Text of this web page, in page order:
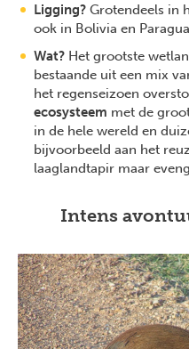
Ligging? Grotendeels in
ook in Bolivia en
Wat? Het grootste
bestaande uit een mix
het regenseizoen
ecosysteem met de
in de hele wereld en
bijvoorbeeld aan het
laaglandtapir maar
Intens